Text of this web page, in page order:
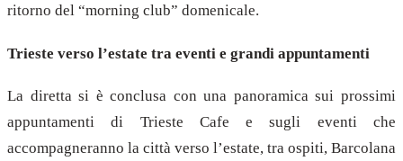
ritorno del “morning club” domenicale.
Trieste verso l’estate tra eventi e grandi appuntamenti
La diretta si è conclusa con una panoramica sui prossimi
appuntamenti di Trieste Cafe e sugli eventi che
accompagneranno la città verso l’estate, tra ospiti, Barcolana